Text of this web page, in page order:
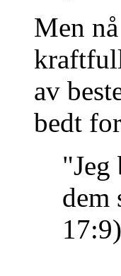
Men
av
bedt
"Jeg
dem
17:9)